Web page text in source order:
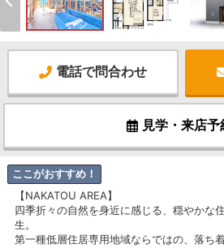
電話で問合わせ
見学・来店予
ここがおすすめ！
【NAKATOU AREA】
四季折々の自然を身近に感じる、穏やかな
生。
第一種低層住居専用地域ならではの、落ち